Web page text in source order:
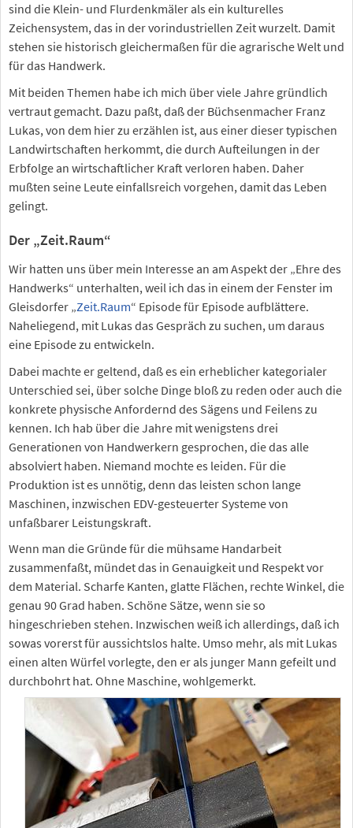
sind die Klein- und Flurdenkmäler als ein kulturelles
Zeichensystem, das in der vorindustriellen Zeit wurzelt. Damit
stehen sie historisch gleichermaßen für die agrarische Welt und
für das Handwerk.
Mit beiden Themen habe ich mich über viele Jahre gründlich
vertraut gemacht. Dazu paßt, daß der Büchsenmacher Franz
Lukas, von dem hier zu erzählen ist, aus einer dieser typischen
Landwirtschaften herkommt, die durch Aufteilungen in der
Erbfolge an wirtschaftlicher Kraft verloren haben. Daher
mußten seine Leute einfallsreich vorgehen, damit das Leben
gelingt.
Der „Zeit.Raum“
Wir hatten uns über mein Interesse an am Aspekt der „Ehre des
Handwerks“ unterhalten, weil ich das in einem der Fenster im
Gleisdorfer „Zeit.Raum“ Episode für Episode aufblättere.
Naheliegend, mit Lukas das Gespräch zu suchen, um daraus
eine Episode zu entwickeln.
Dabei machte er geltend, daß es ein erheblicher kategorialer
Unterschied sei, über solche Dinge bloß zu reden oder auch die
konkrete physische Anfordernd des Sägens und Feilens zu
kennen. Ich hab über die Jahre mit wenigstens drei
Generationen von Handwerkern gesprochen, die das alle
absolviert haben. Niemand mochte es leiden. Für die
Produktion ist es unnötig, denn das leisten schon lange
Maschinen, inzwischen EDV-gesteuerter Systeme von
unfaßbarer Leistungskraft.
Wenn man die Gründe für die mühsame Handarbeit
zusammenfaßt, mündet das in Genauigkeit und Respekt vor
dem Material. Scharfe Kanten, glatte Flächen, rechte Winkel, die
genau 90 Grad haben. Schöne Sätze, wenn sie so
hingeschrieben stehen. Inzwischen weiß ich allerdings, daß ich
sowas vorerst für aussichtslos halte. Umso mehr, als mit Lukas
einen alten Würfel vorlegte, den er als junger Mann gefeilt und
durchbohrt hat. Ohne Maschine, wohlgemerkt.